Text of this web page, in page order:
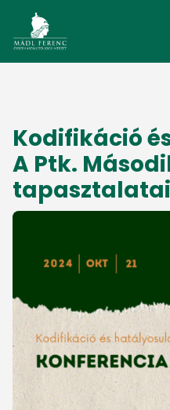
Kodifikáció
A Ptk.